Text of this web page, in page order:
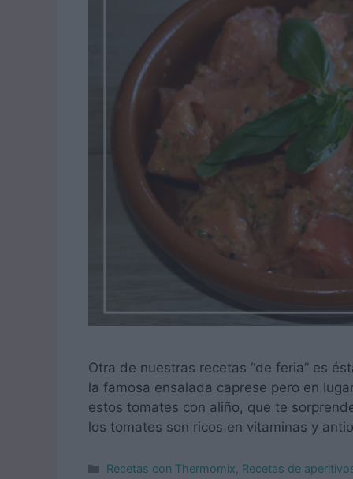
Otra de nuestras recetas “de feria” es
la famosa ensalada caprese pero en
estos tomates con aliño, que te
los tomates son ricos en vitaminas y
Categorías
Recetas con Thermomix Recetas de